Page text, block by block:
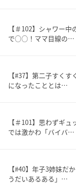
【＃102】シャワー
で○○！ママ目線の…
【#37】第二子すく
になったこととは…
【＃101】思わずギ
では激かわ「バイバ…
【#40】年子3姉妹だ
うだいあるある」…